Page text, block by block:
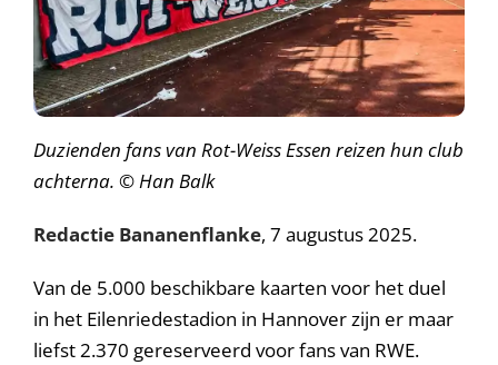
Duzienden fans van Rot-Weiss Essen reizen hun club
achterna. © Han Balk
Redactie Bananenflanke, 7 augustus 2025.
Van de 5.000 beschikbare kaarten voor het duel
in het Eilenriedestadion in Hannover zijn er maar
liefst 2.370 gereserveerd voor fans van RWE.